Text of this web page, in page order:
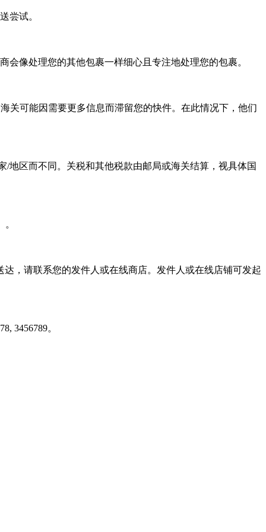
尝试。
像处理您的其他包裹一样细心且专注地处理您的包裹。
关可能因需要更多信息而滞留您的快件。在此情况下，他们
地区而不同。关税和其他税款由邮局或海关结算，视具体国
，请联系您的发件人或在线商店。发件人或在线店铺可发起
3456789。